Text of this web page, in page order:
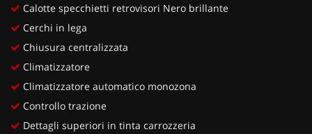
Calotte specchietti retrovisori Nero brillante
Cerchi in lega
Chiusura centralizzata
Climatizzatore
Climatizzatore automatico monozona
Controllo trazione
Dettagli superiori in tinta carrozzeria